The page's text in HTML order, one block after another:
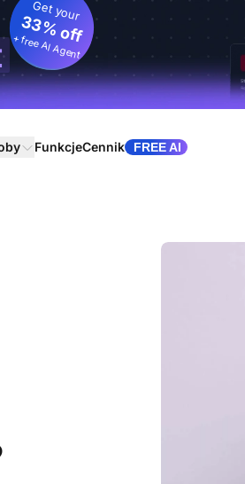
Get your
33% off
+ free AI Agent
FunkcjeCennik FREE AI